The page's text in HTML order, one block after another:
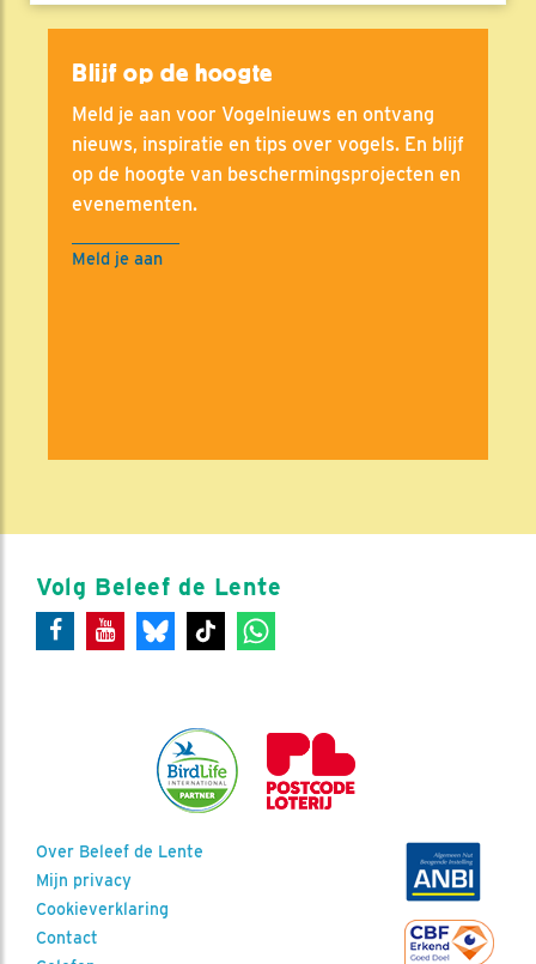
Blijf op de hoogte
Meld je aan voor Vogelnieuws en ontvang
nieuws, inspiratie en tips over vogels. En blijf
op de hoogte van beschermingsprojecten en
evenementen.
Meld je aan
Volg Beleef de Lente
Over Beleef de Lente
Mijn privacy
Cookieverklaring
Contact